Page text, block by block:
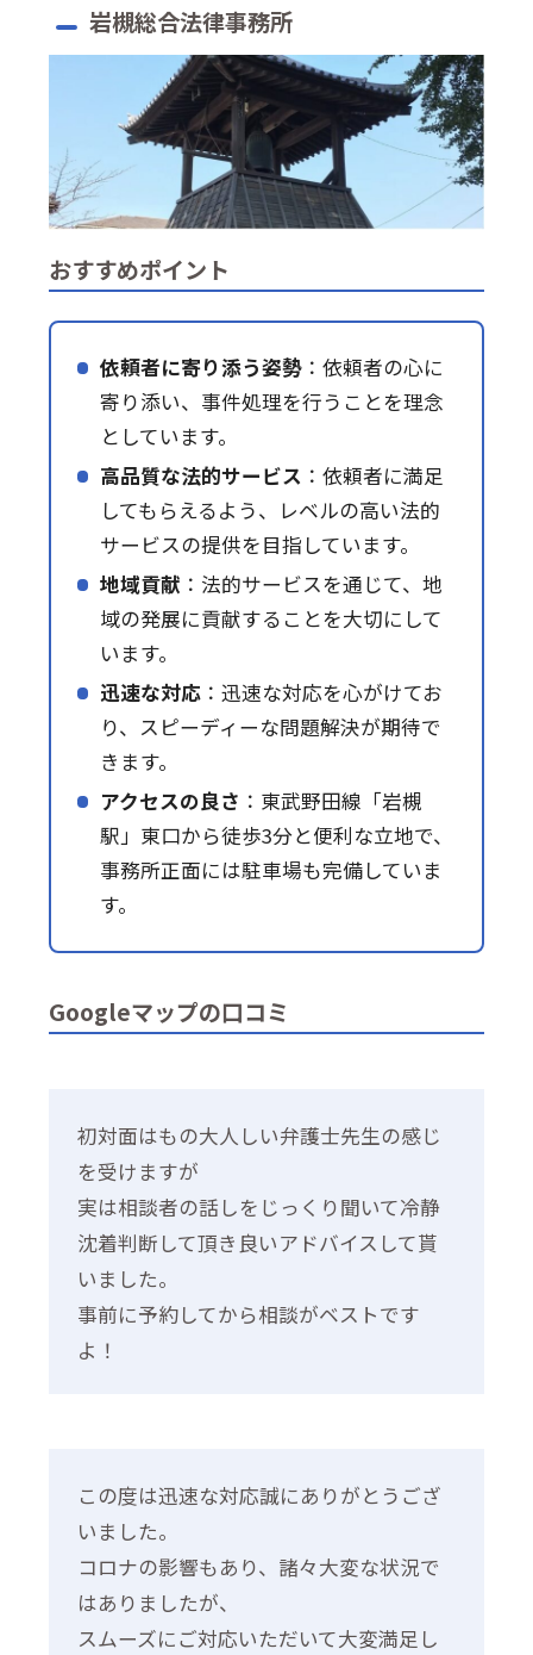
岩槻総合法律事務所
おすすめポイント
依頼者に寄り添う姿勢：依頼者の心に
寄り添い、事件処理を行うことを理念
としています。
高品質な法的サービス ：依頼者に満足
してもらえるよう、レベルの高い法的
サービスの提供を目指しています。
地域貢献 ：法的サービスを通じて、地
域の発展に貢献することを大切にして
います。
迅速な対応：迅速な対応を心がけてお
り、スピーディーな問題解決が期待で
きます。
アクセスの良さ ：東武野田線「岩槻
駅」東口から徒歩3分と便利な立地で、
事務所正面には駐車場も完備していま
す。
Googleマップの口コミ
初対面はもの大人しい弁護士先生の感じ
を受けますが
実は相談者の話しをじっくり聞いて冷静
沈着判断して頂き良いアドバイスして貰
いました。
事前に予約してから相談がベストです
よ！
この度は迅速な対応誠にありがとうござ
いました。
コロナの影響もあり、諸々大変な状況で
はありましたが、
スムーズにご対応いただいて大変満足し